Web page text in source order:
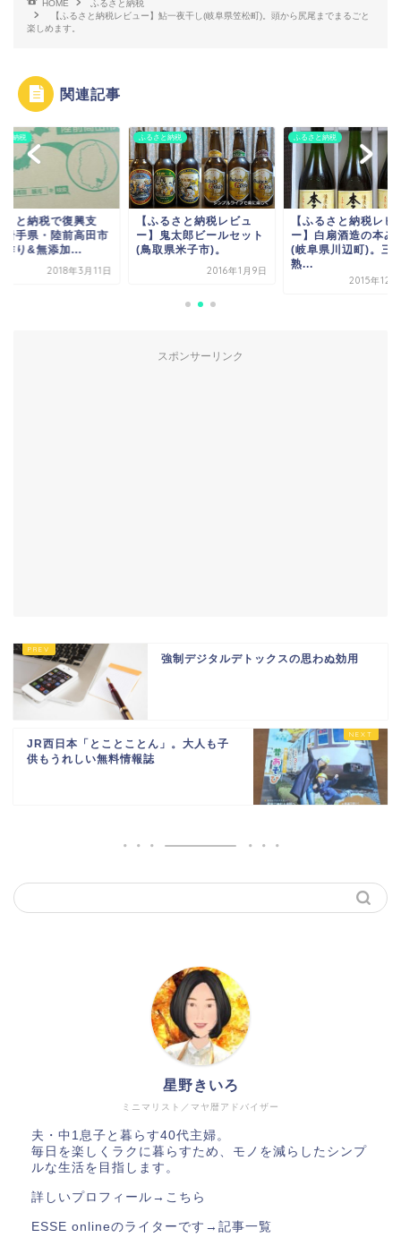
HOME
ふるさと納税
【ふるさと納税レビュー】鮎一夜干し(岐阜県笠松町)。頭から尻尾までまるごと
楽しめます。
関連記事
と納税
さと納税で復興支
岩手県・陸前高田市
作り&無添加...
2018年3月11日
ふるさと納税
【ふるさと納税レビュ
ー】鬼太郎ビールセット
(鳥取県米子市)。
2016年1月9日
ふるさと納税
【ふるさと納税レビ
ー】白扇酒造の本み
(岐阜県川辺町)。三
熟...
2015年12
スポンサーリンク
強制デジタルデトックスの思わぬ効用
JR西日本「とことことん」。大人も子
供もうれしい無料情報誌
ミニマリスト／マヤ暦アドバイザー
星野きいろ
夫・中1息子と暮らす40代主婦。
毎日を楽しくラクに暮らすため、モノを減らしたシンプ
ルな生活を目指します。
詳しいプロフィール→ こちら
ESSE onlineのライターです→ 記事一覧